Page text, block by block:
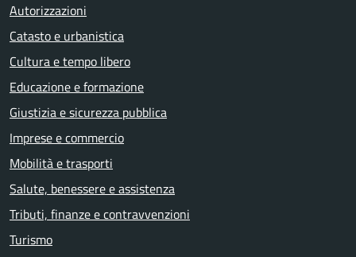
Autorizzazioni
Catasto e urbanistica
Cultura e tempo libero
Educazione e formazione
Giustizia e sicurezza pubblica
Imprese e commercio
Mobilità e trasporti
Salute, benessere e assistenza
Tributi, finanze e contravvenzioni
Turismo